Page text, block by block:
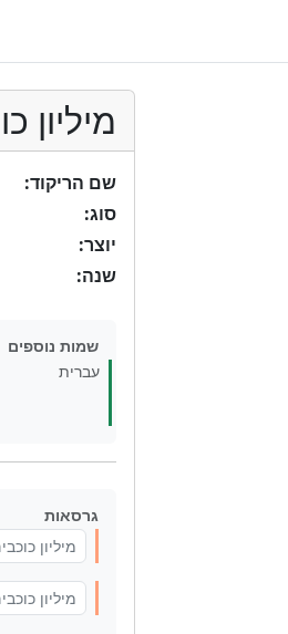
מיליון
שם הריקוד:
סוג:
יוצר:
שנה:
שמות נוספים
עברית
גרסאות
מיליון
מיליון